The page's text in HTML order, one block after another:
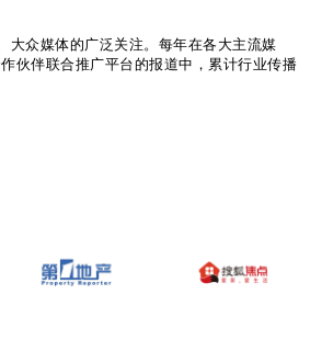
大众媒体的广泛关注。每年在各大主流媒
伙伴联合推广平台的报道中，累计行业传播